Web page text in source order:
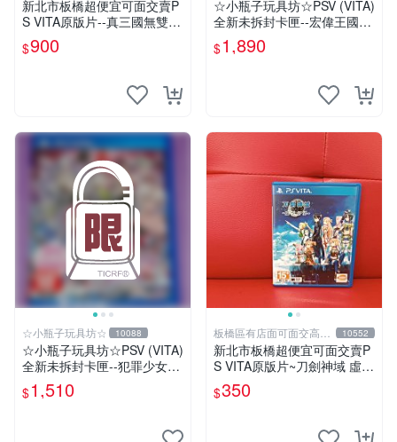
新北市板橋超便宜可面交賣P
S VITA原版片--真三國無雙7
帝王傳 中文版~~實體店面可
面交
$900
☆小瓶子玩具坊☆PSV (VITA)
全新未拆封卡匣--宏偉王國
(初回日版) + 預約特典--CD
$1,890
☆小瓶子玩具坊☆ 10088
☆小瓶子玩具坊☆PSV (VITA)
全新未拆封卡匣--犯罪少女2
《Criminal Girls 2》(日版)
$1,510
板橋區有店面可面交高價
回收電玩
10552
新北市板橋超便宜可面交賣P
S VITA原版片~刀劍神域 虛空
幻界 中文版~~實體店面可面
交
$350